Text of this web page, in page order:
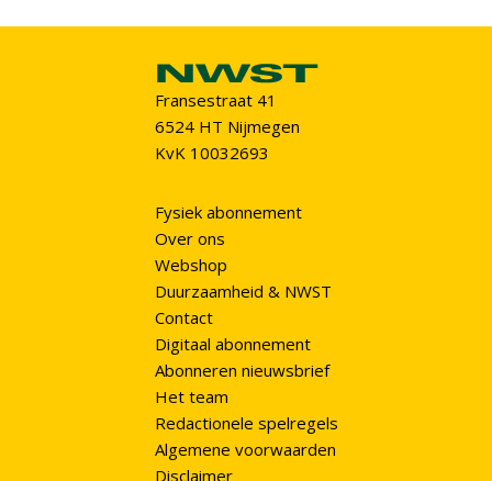
Fransestraat 41
6524 HT Nijmegen
KvK 10032693
Fysiek abonnement
Over ons
Webshop
Duurzaamheid & NWST
Contact
Digitaal abonnement
Abonneren nieuwsbrief
Het team
Redactionele spelregels
Algemene voorwaarden
Disclaimer